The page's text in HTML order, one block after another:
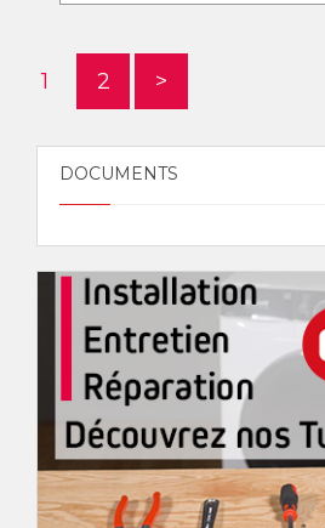
1 2 >
DOCUMENTS